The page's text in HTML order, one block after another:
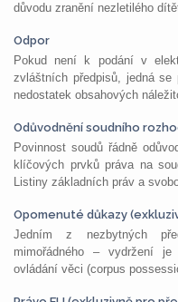
důvodu zranění nezletilého
Odpor
Pokud není k podání v
zvláštních předpisů, jedná
nedostatek obsahových
Odůvodnění soudního
Povinnost soudů řádně
klíčových prvků práva na
Listiny základních práv a
Opomenuté důkazy
Jedním z nezbytných
mimořádného – vydržení
ovládání věci (corpus